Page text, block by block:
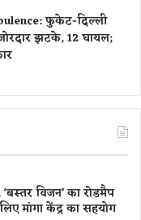
फुकेट-दिल्ली
झटके, 12 घायल;
विजन’ का रोडमैप
मांगा केंद्र का सहयोग